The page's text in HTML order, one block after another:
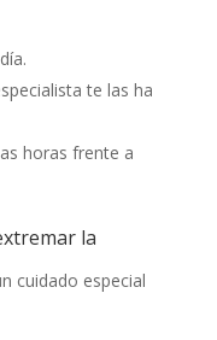
te las ha
horas frente a
la
cuidado especial